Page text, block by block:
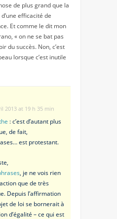
de plus grand que la
efficacité de
Et comme le dit mon
« on ne se bat pas
du succès. Non, c’est
lorsque c’est inutile
2013 at 19 h 35 min
: c’est d’autant plus
de fait,
est protestant.
, je ne vois rien
que de très
Depuis l’affirmation
de loi se bornerait à
d’égalité – ce qui est